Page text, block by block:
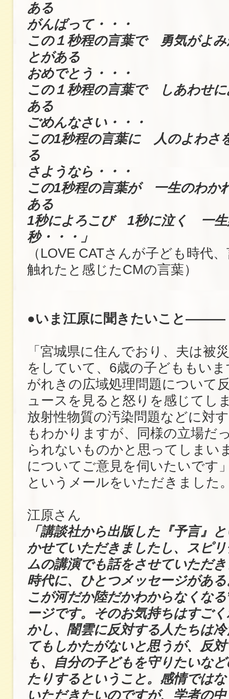
ある
がんばって・・・
この１秒程の言葉で 勇気がよみ
とがある
おめでとう・・・
この１秒程の言葉で しあわせに
ある
ごめんなさい・・・
この1秒程の言葉に 人のよわさ
る
さようなら・・・
この1秒程の言葉が 一生のわか
ある
1秒によろこび 1秒に泣く 一
秒・・・」
（LOVE CATさんが子ども時代
触れたと感じたCMの言葉）
●いま江原に聞きたいこと―――
「宮城県に住んでおり、夫は被
をしていて、6歳の子どももいま
がれきの広域処理問題について
ュースを見ると怒りを感じてし
放射性物質の汚染問題などに対
もわかりますが、同様の立場だ
られないものかと思ってしまい
についてご意見を伺いたいです
というメールをいただきました
江原さん
「講談社から出版した『予言』
かせていただきましたし、スピ
ムの講演でも話をさせていただ
時代に、ひとつメッセージがあ
こが河だか陸だかわからなくな
ージです。そのお気持ちはすご
かし、闇雲に反対する人たちは
てもしかたがないと思うが、反
も、自分の子どもを守りたいな
たりするということ。感情では
いただきたいのですが、学者の